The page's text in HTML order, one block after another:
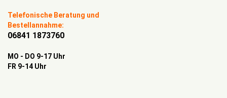
Telefonische Beratung und
Bestellannahme:
06841 1873760
MO - DO 9-17 Uhr
FR 9-14 Uhr